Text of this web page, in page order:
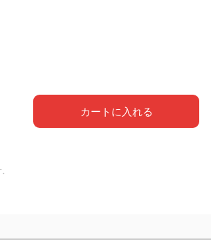
カートに入れる